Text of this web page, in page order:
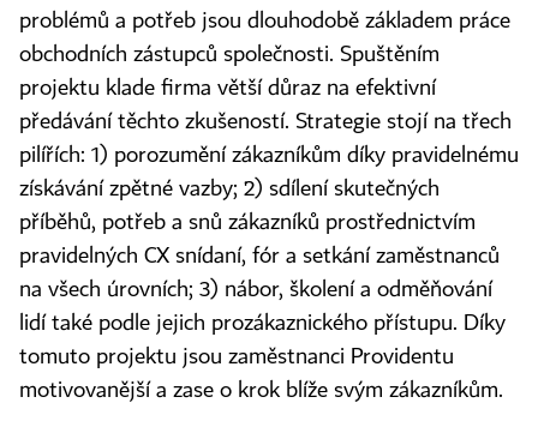
problémů a potřeb jsou dlouhodobě základem práce
obchodních zástupců společnosti. Spuštěním
projektu klade firma větší důraz na efektivní
předávání těchto zkušeností. Strategie stojí na třech
pilířích: 1) porozumění zákazníkům díky pravidelnému
získávání zpětné vazby; 2) sdílení skutečných
příběhů, potřeb a snů zákazníků prostřednictvím
pravidelných CX snídaní, fór a setkání zaměstnanců
na všech úrovních; 3) nábor, školení a odměňování
lidí také podle jejich prozákaznického přístupu. Díky
tomuto projektu jsou zaměstnanci Providentu
motivovanější a zase o krok blíže svým zákazníkům.